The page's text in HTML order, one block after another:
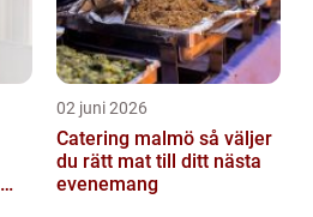
02 juni 2026
Catering malmö så väljer
du rätt mat till ditt nästa
evenemang